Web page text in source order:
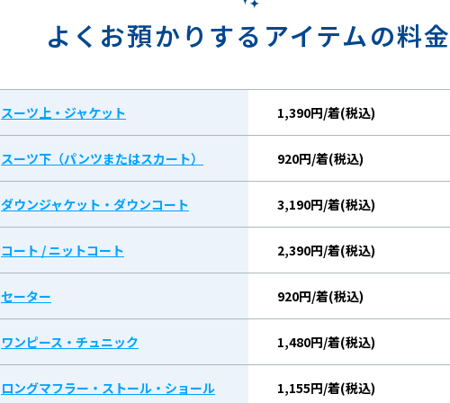
よくお預かりするアイテムの料
スーツ上・ジャケット 1,390円/着(税込)
スーツ下（パンツまたはスカート） 920円/着(税込)
ダウンジャケット・ダウンコート 3,190円/着(税込)
コート / ニットコート 2,390円/着(税込)
セーター 920円/着(税込)
ワンピース・チュニック 1,480円/着(税込)
ロングマフラー・ストール・ショール 1,155円/着(税込)